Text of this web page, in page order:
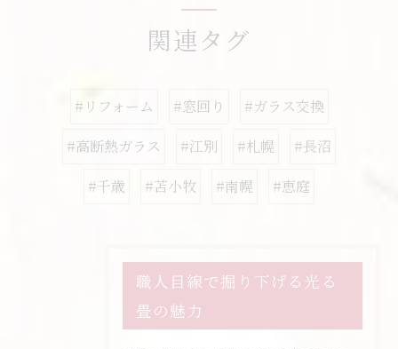
関連タグ
#リフォーム #窓回り
#ガラス交換
#高断熱ガラス
#江別 #札幌
#長沼
#千歳
#苫小牧 #南幌 #恵庭
職人目線で掘り下げる光る
畳の魅力